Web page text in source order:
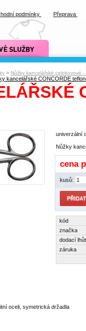
» Nůžky kancelářské celokovové -
kancelářské CONCORDE
univerzální
Nůžky
cena
kusů:
kód
značka
dodací
záruka
oceli, symetrická držadla
podmínky Přeprava